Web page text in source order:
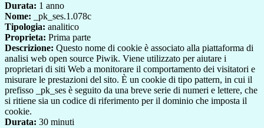
Durata: 1 anno
Nome: _pk_ses.1.078c
Tipologia: analitico
Proprieta: Prima parte
Descrizione: Questo nome di cookie è associato alla piattaforma di
analisi web open source Piwik. Viene utilizzato per aiutare i
proprietari di siti Web a monitorare il comportamento dei visitatori e
misurare le prestazioni del sito. È un cookie di tipo pattern, in cui il
prefisso _pk_ses è seguito da una breve serie di numeri e lettere, che
si ritiene sia un codice di riferimento per il dominio che imposta il
cookie.
Durata: 30 minuti